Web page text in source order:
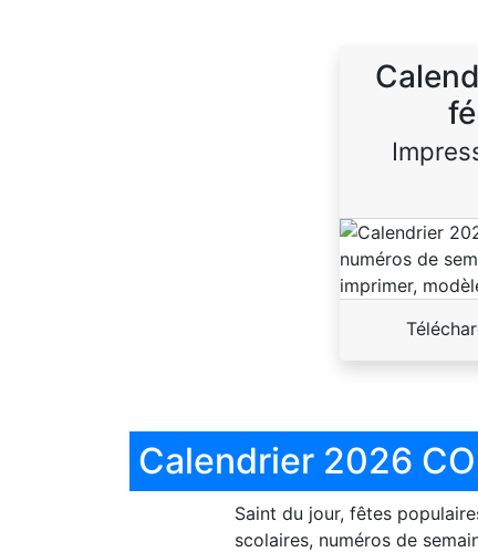
Calendrier 2026
Saint du jour, fêtes
scolaires, numéros de